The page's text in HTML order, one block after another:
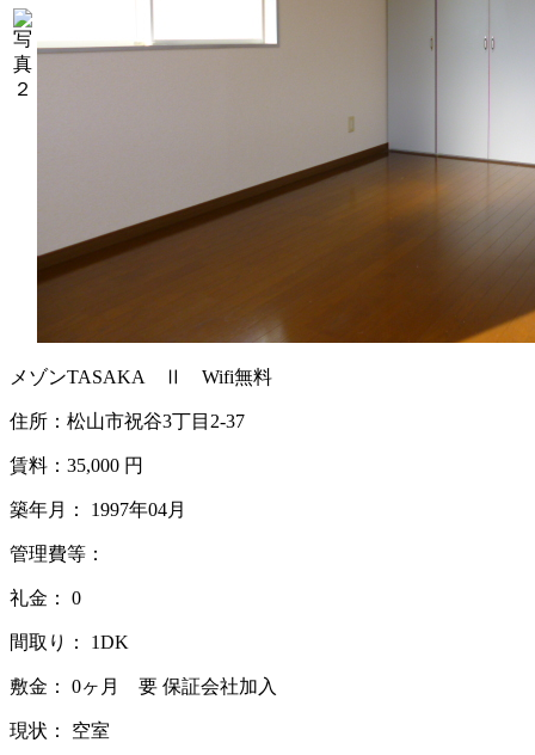
メゾンTASAKA Ⅱ Wifi無料
住所：松山市祝谷3丁目2-37
賃料： 35,000 円
築年月： 1997年04月
管理費等：
礼金： 0
間取り： 1DK
敷金： 0ヶ月 要 保証会社加入
現状： 空室